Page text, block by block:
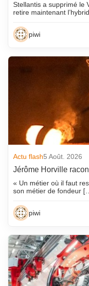
Stellantis a supprimé le
retire maintenant
piwi
Actu flash5 Août. 2026
Jérôme Horville
« Un métier où il faut
son métier de fondeur
piwi